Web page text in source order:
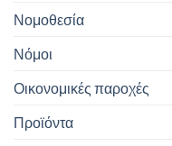
Νομοθεσία
Νόμοι
Οικονομικές παροχές
Προϊόντα